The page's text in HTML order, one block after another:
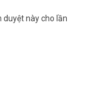
này cho lần